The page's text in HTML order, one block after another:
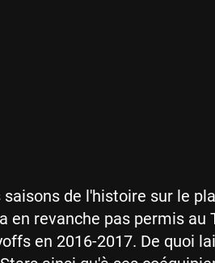
de l'histoire sur le
en revanche pas permis au
en 2016-2017. De quoi